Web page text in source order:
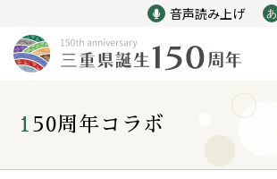
音声読み上げ あ
新着情報
150周年コラボ